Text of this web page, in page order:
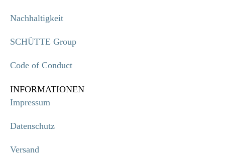
Nachhaltigkeit
SCHÜTTE Group
Code of Conduct
INFORMATIONEN
Impressum
Datenschutz
Versand